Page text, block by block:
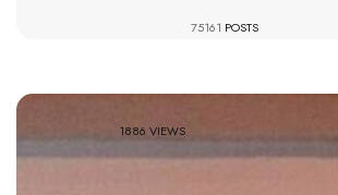
75161 POSTS
1886 VIEWS